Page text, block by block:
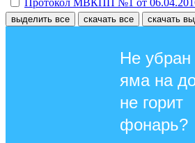
выделить все скачать все скачать
Не убран
яма на
не горит
фонарь?